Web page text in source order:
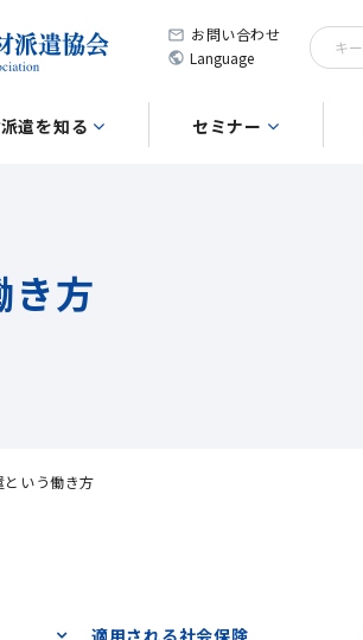
お問い合わせ
public Language
遣を知る セミナー
き方
という働き方
適用される社会保険